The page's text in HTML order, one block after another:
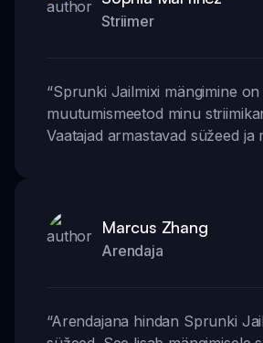
Striimer
“Sprunki Jailmixi mängimine
muutumismeetod minu
Vaatajad armastavad süžeed ja
Marcus Zhang
Arendaja
“Arendajana hindan Sprunki